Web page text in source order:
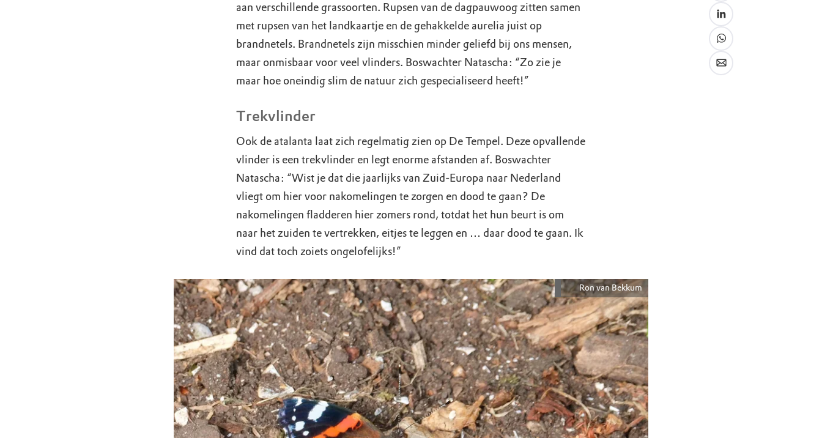
aan verschillende grassoorten. Rupsen van de dagpauwoog zitten samen
met rupsen van het landkaartje en de gehakkelde aurelia juist op
brandnetels. Brandnetels zijn misschien minder geliefd bij ons mensen,
maar onmisbaar voor veel vlinders. Boswachter Natascha: “Zo zie je
maar hoe oneindig slim de natuur zich gespecialiseerd heeft!”
Trekvlinder
Ook de atalanta laat zich regelmatig zien op De Tempel. Deze opvallende
vlinder is een trekvlinder en legt enorme afstanden af. Boswachter
Natascha: “Wist je dat die jaarlijks van Zuid-Europa naar Nederland
vliegt om hier voor nakomelingen te zorgen en dood te gaan? De
nakomelingen fladderen hier zomers rond, totdat het hun beurt is om
naar het zuiden te vertrekken, eitjes te leggen en … daar dood te gaan. Ik
vind dat toch zoiets ongelofelijks!”
Ron van Bekkum